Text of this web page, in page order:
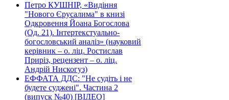
Петро КУШНІР, «Видіння
"Нового Єрусалима" в книзі
Одкровення Йоана Богослова
(Од. 21). Інтертекстуально-
богословський аналіз» (науковий
керівник – о. ліц. Ростислав
Приріз, рецензент – о. ліц.
Андрій Нискогуз)
ЕФФАТА ДДС: "Не судіть і не
будете суджені". Частина 2
(випуск №40) [ВІДЕО]